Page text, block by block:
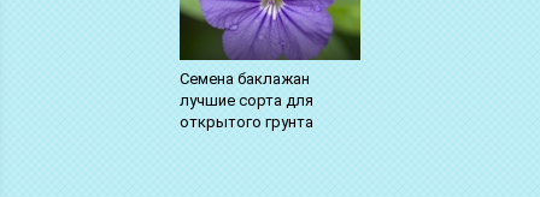
Семена баклажан
лучшие сорта для
открытого грунта